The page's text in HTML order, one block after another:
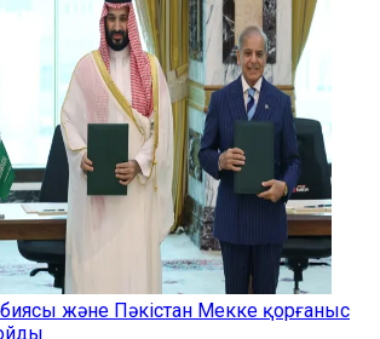
және Пәкістан Мекке қорғаныс